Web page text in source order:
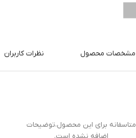
مشخصات محصول نظرات کاربران
متاسفانه برای این محصول،توضیحات